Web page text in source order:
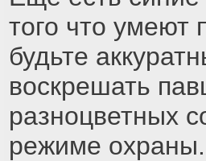
того что умеют
будьте
воскрешать
разноцветных
режиме охраны.